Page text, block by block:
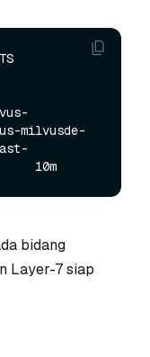
milvusde-
bidang
Layer-7 siap